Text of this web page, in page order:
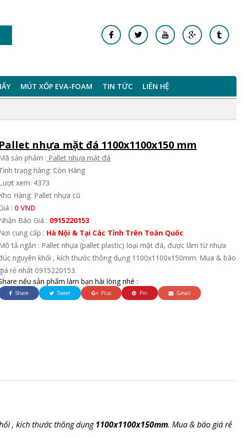
MÚT XỐP EVA-FOAM TIN TỨC LIÊN HỆ
Pallet nhựa mặt đá 1100x1100x150 mm
sản phẩm : Pallet nhựa mặt đá
trạng hàng: Còn Hàng
xem: 4373
Hàng: Pallet nhựa cũ
: 0 VND
Báo Giá : 0915220153
cung cấp : Hà Nội & Tại Các Tỉnh Trên Toàn Quốc
tả ngắn : Pallet nhựa (pallet plastic) loại mặt đá, được làm từ nhựa
nguyên khối , kích thước thông dụng 1100x1100x150mm. Mua & báo
giá rẻ nhất 0915220153.
nếu sản phẩm làm bạn hài lòng nhé :
Share Tweet Plus Pin Gmail
, kích thước thông dụng1100x1100x150mm. Mua & báo giá rẻ